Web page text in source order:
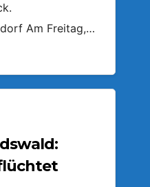
Am Freitag,…